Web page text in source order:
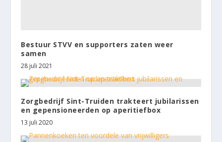
Bestuur STVV en supporters zaten weer
samen
28 juli 2021
Zorgbedrijf Sint-Truiden trakteert jubilarissen
en gepensioneerden op aperitiefbox
13 juli 2020